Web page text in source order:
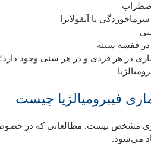
یا آنفولانزا
در قفسه سینه
در هر فردی و در هر سنی وجود دارد؛ اما، در اغلب
فیبرومیالژیا چیست
مشخص نیست. مطالعاتی که در
می‌شود.